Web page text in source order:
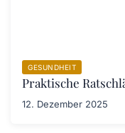
GESUNDHEIT
Praktische
12. Dezember 2025